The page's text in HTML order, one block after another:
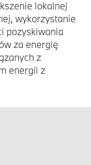
lokalnej
wykorzystanie
pozyskiwania
za energię
z
energii z